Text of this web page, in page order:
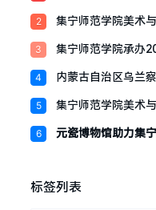
2 集宁师范学院美术
3 集宁师范学院承办
4 内蒙古自治区乌兰
5 集宁师范学院美术
6 元瓷博物馆助力集
标签列表